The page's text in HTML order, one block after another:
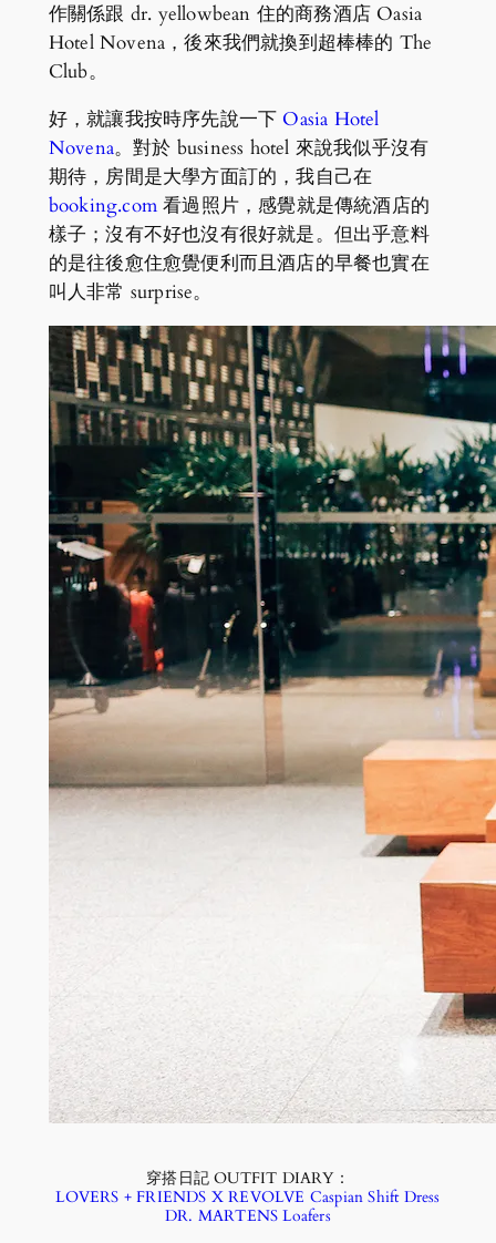
作關係跟 dr. yellowbean 住的商務酒店 Oasia
Hotel Novena，後來我們就換到超棒棒的 The
Club。
好，就讓我按時序先說一下 Oasia Hotel
Novena。對於 business hotel 來說我似乎沒有
期待，房間是大學方面訂的，我自己在
booking.com 看過照片，感覺就是傳統酒店的
樣子；沒有不好也沒有很好就是。但出乎意料
的是往後愈住愈覺便利而且酒店的早餐也實在
叫人非常 surprise。
穿搭日記 OUTFIT DIARY：
LOVERS + FRIENDS X REVOLVE Caspian Shift Dress
DR. MARTENS Loafers